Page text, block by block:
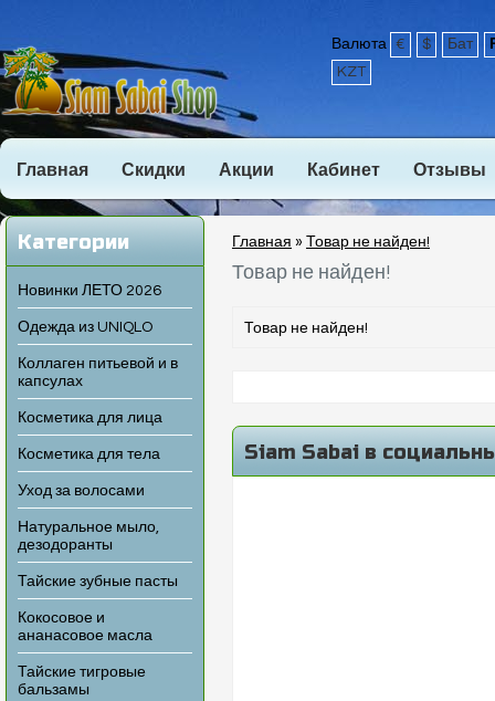
Валюта € $ Бат
KZT
Главная Скидки Акции Кабинет Отзывы
Категории
Новинки ЛЕТО 2026
Одежда из UNIQLO
Коллаген питьевой и в
капсулах
Косметика для лица
Косметика для тела
Уход за волосами
Натуральное мыло,
дезодоранты
Тайские зубные пасты
Кокосовое и
ананасовое масла
Тайские тигровые
бальзамы
Главная » Товар не найден!
Товар не найден!
Товар не найден!
Siam Sabai в